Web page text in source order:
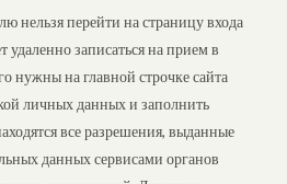
нельзя перейти на страницу входа
удаленно записаться на прием в
нужны на главной строчке сайта
личных данных и заполнить
все разрешения, выданные
данных сервисами органов